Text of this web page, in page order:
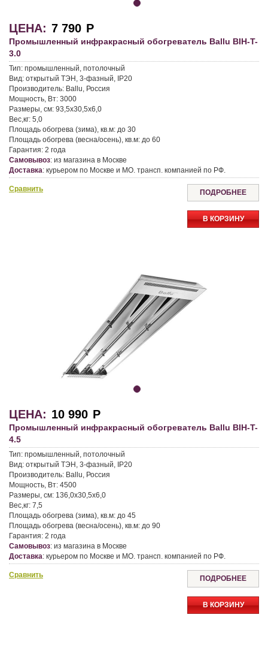
ЦЕНА: 7 790 Р
Промышленный инфракрасный обогреватель Ballu BIH-T-
3.0
Тип: промышленный, потолочный
Вид: открытый ТЭН, 3-фазный, IP20
Производитель: Ballu, Россия
Мощность, Вт: 3000
Размеры, см: 93,5х30,5х6,0
Вес,кг: 5,0
Площадь обогрева (зима), кв.м: до 30
Площадь обогрева (весна/осень), кв.м: до 60
Гарантия: 2 года
Самовывоз: из магазина в Москве
Доставка: курьером по Москве и МО. трансп. компанией по РФ.
Сравнить ПОДРОБНЕЕ
В КОРЗИНУ
ЦЕНА: 10 990 Р
Промышленный инфракрасный обогреватель Ballu BIH-T-
4.5
Тип: промышленный, потолочный
Вид: открытый ТЭН, 3-фазный, IP20
Производитель: Ballu, Россия
Мощность, Вт: 4500
Размеры, см: 136,0х30,5х6,0
Вес,кг: 7,5
Площадь обогрева (зима), кв.м: до 45
Площадь обогрева (весна/осень), кв.м: до 90
Гарантия: 2 года
Самовывоз: из магазина в Москве
Доставка: курьером по Москве и МО. трансп. компанией по РФ.
Сравнить ПОДРОБНЕЕ
В КОРЗИНУ